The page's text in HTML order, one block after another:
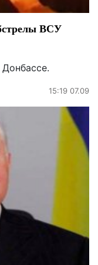
ВСУ
15:19 07.09